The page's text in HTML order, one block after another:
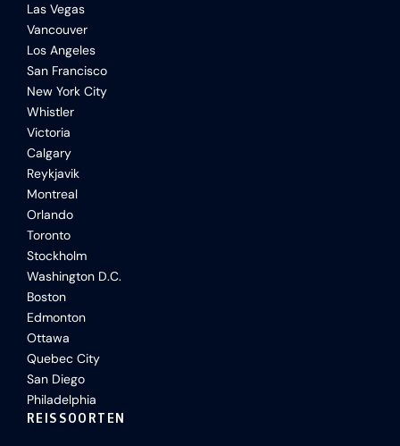
Las Vegas
Vancouver
Los Angeles
San Francisco
New York City
Whistler
Victoria
Calgary
Reykjavik
Montreal
Orlando
Toronto
Stockholm
Washington D.C.
Boston
Edmonton
Ottawa
Quebec City
San Diego
Philadelphia
REISSOORTEN